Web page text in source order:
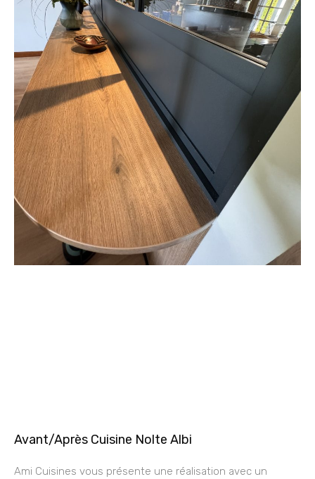
Avant/Après Cuisine Nolte Albi
Ami Cuisines vous présente une réalisation avec un